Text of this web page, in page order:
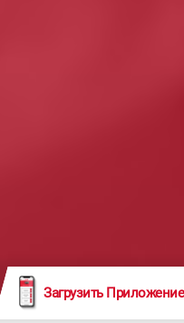
Загрузить Приложение